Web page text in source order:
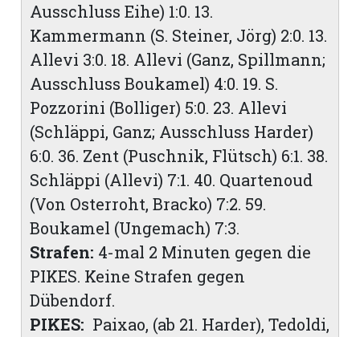
Ausschluss Eihe) 1:0. 13.
Kammermann (S. Steiner, Jörg) 2:0. 13.
Allevi 3:0. 18. Allevi (Ganz, Spillmann;
Ausschluss Boukamel) 4:0. 19. S.
Pozzorini (Bolliger) 5:0. 23. Allevi
(Schläppi, Ganz; Ausschluss Harder)
6:0. 36. Zent (Puschnik, Flütsch) 6:1. 38.
Schläppi (Allevi) 7:1. 40. Quartenoud
(Von Osterroht, Bracko) 7:2. 59.
Boukamel (Ungemach) 7:3.
Strafen: 4-mal 2 Minuten gegen die
PIKES. Keine Strafen gegen
Dübendorf.
PIKES: Paixao, (ab 21. Harder), Tedoldi,